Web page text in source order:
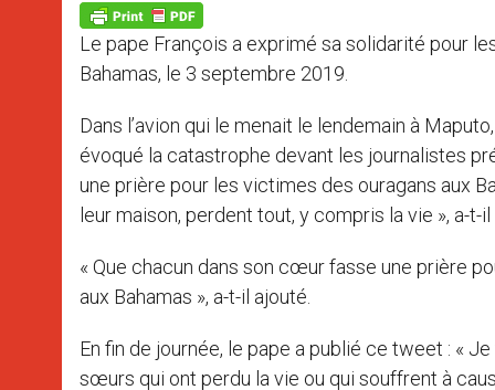
p
p
g
e
r
o
k
Le pape François a exprimé sa solidarité pour
Bahamas, le 3 septembre 2019.
Dans l’avion qui le menait le lendemain à
évoqué la catastrophe devant les journalistes
une prière pour les victimes des ouragans aux
leur maison, perdent tout, y compris la vie », a-t-il
« Que chacun dans son cœur fasse une prière
aux Bahamas », a-t-il ajouté.
En fin de journée, le pape a publié ce tweet : «
sœurs qui ont perdu la vie ou qui souffrent à